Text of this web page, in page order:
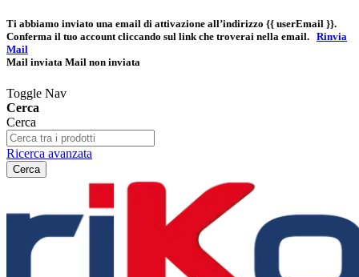
Ti abbiamo inviato una email di attivazione all’indirizzo {{ userEmail }}.
Conferma il tuo account cliccando sul link che troverai nella email. Rinvia
Mail
Mail inviata Mail non inviata
Toggle Nav
Cerca
Cerca
Ricerca avanzata
Cerca